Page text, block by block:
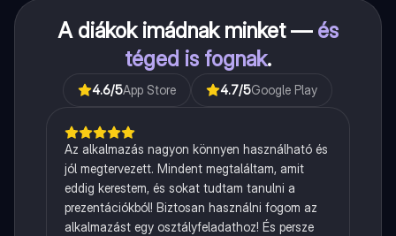
A diákok imádnak minket — és
téged is fognak.
4.6/5App Store 4.7/5Google Play
Az alkalmazás nagyon könnyen használható és
jól megtervezett. Mindent megtaláltam, amit
eddig kerestem, és sokat tudtam tanulni a
prezentációkból! Biztosan használni fogom az
alkalmazást egy osztályfeladathoz! És persze